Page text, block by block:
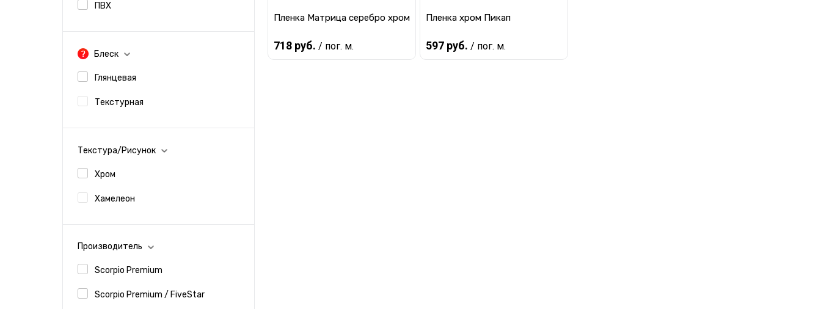
ПВХ
Блеск
Глянцевая
Текстурная
Текстура/Рисунок
Хром
Хамелеон
Производитель
Scorpio Premium
Scorpio Premium / FiveStar
Пленка Матрица серебро хром
718 руб. / пог. м.
Пленка хром Пикап
597 руб. / пог. м.